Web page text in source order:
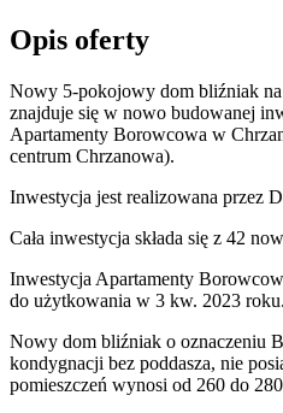
Opis oferty
Nowy 5-pokojowy dom bliźniak na
znajduje się w nowo budowanej
Apartamenty Borowcowa w
centrum Chrzanowa).
Inwestycja jest realizowana przez
Cała inwestycja składa się z 42
Inwestycja Apartamenty
do użytkowania w 3 kw. 2023 roku.
Nowy dom bliźniak o oznaczeniu
kondygnacji bez poddasza, nie
pomieszczeń wynosi od 260 do 280